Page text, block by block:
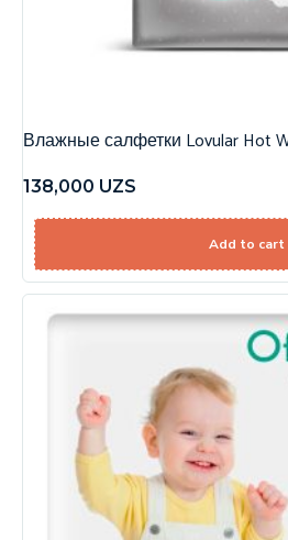
Влажные салфетки Lovular Hot
138,000 UZS
Add to cart